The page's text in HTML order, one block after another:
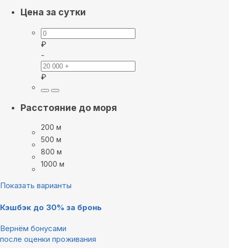
Цена за сутки
₽
-
₽
Расстояние до моря
200 м
500 м
800 м
1000 м
Показать варианты
Кэшбэк до 30% за бронь
Вернём бонусами
после оценки проживания